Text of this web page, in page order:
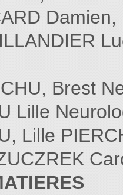
Brest
Lille
Lille